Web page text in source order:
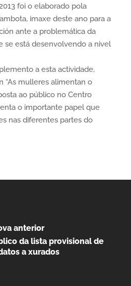
foi o elaborado pola
imaxe deste ano para a
ante a problemática da
se está desenvolvendo a nivel
a esta actividade,
“As mulleres alimentan o
ao público no Centro
o importante papel que
nas diferentes partes do
anterior
da lista provisional de
a xurados